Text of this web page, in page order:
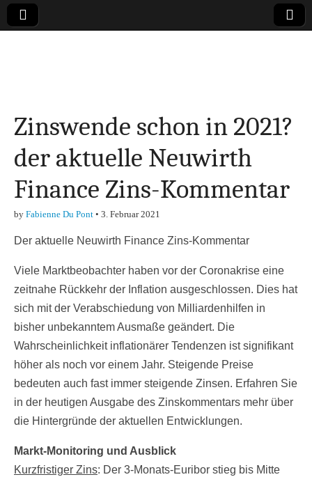
Finanzen,
Marketing-, Vertrieb-
& Investment-Tipps
Zinswende schon in 2021?
der aktuelle Neuwirth
Finance Zins-Kommentar
by Fabienne Du Pont • 3. Februar 2021
Der aktuelle Neuwirth Finance Zins-Kommentar
Viele Marktbeobachter haben vor der Coronakrise eine
zeitnahe Rückkehr der Inflation ausgeschlossen. Dies hat
sich mit der Verabschiedung von Milliardenhilfen in
bisher unbekanntem Ausmaße geändert. Die
Wahrscheinlichkeit inflationärer Tendenzen ist signifikant
höher als noch vor einem Jahr. Steigende Preise
bedeuten auch fast immer steigende Zinsen. Erfahren Sie
in der heutigen Ausgabe des Zinskommentars mehr über
die Hintergründe der aktuellen Entwicklungen.
Markt-Monitoring und Ausblick
Kurzfristiger Zins: Der 3-Monats-Euribor stieg bis Mitte